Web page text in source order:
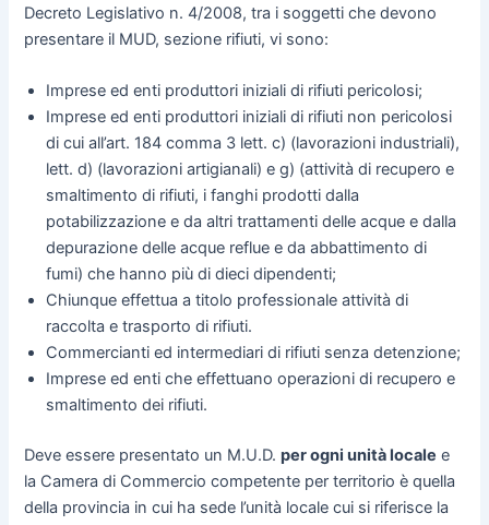
Decreto Legislativo n. 4/2008, tra i soggetti che devono
presentare il MUD, sezione rifiuti, vi sono:
Imprese ed enti produttori iniziali di rifiuti pericolosi;
Imprese ed enti produttori iniziali di rifiuti non pericolosi
di cui all’art. 184 comma 3 lett. c) (lavorazioni industriali),
lett. d) (lavorazioni artigianali) e g) (attività di recupero e
smaltimento di rifiuti, i fanghi prodotti dalla
potabilizzazione e da altri trattamenti delle acque e dalla
depurazione delle acque reflue e da abbattimento di
fumi) che hanno più di dieci dipendenti;
Chiunque effettua a titolo professionale attività di
raccolta e trasporto di rifiuti.
Commercianti ed intermediari di rifiuti senza detenzione;
Imprese ed enti che effettuano operazioni di recupero e
smaltimento dei rifiuti.
Deve essere presentato un M.U.D.per ogni unità locale e
la Camera di Commercio competente per territorio è quella
della provincia in cui ha sede l’unità locale cui si riferisce la